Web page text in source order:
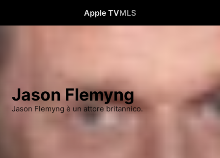
Apple TVMLS
Jason Flemyng
Jason Flemyng è un attore britannico.